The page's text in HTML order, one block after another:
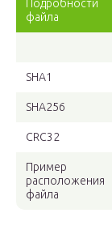
Подробности
файла
SHA1
SHA256
CRC32
Пример
расположения
файла